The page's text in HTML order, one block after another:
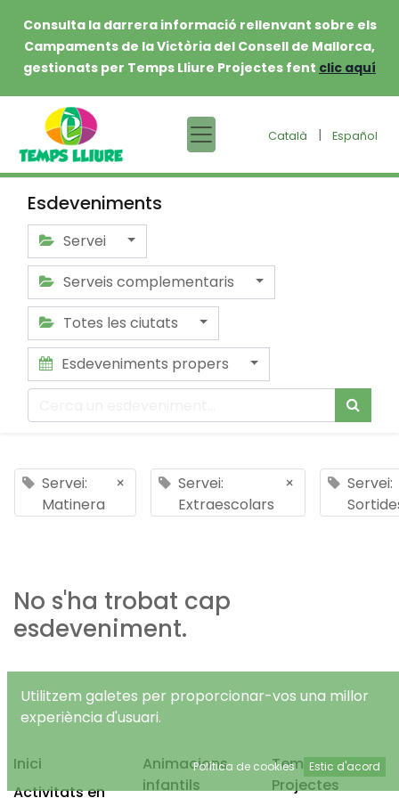
Consulta la darrera informació rellenvant sobre els
Campaments de la Victòria del Consell de Mallorca,
gestionats per Temps Lliure Projectes fent clic aquí
Català | Español
Esdeveniments
Servei
Serveis complementaris
Totes les ciutats
Esdeveniments propers
Servei:
Matinera
×
Servei:
Extraescolars
×
Servei:
No s'ha trobat cap
esdeveniment.
Inici
Activitats en
Animacions
infantils
Temps Lliure
Projectes
Utilitzem galetes per proporcionar-vos una millor
experiència d'usuari.
Política de cookies Estic d'acord